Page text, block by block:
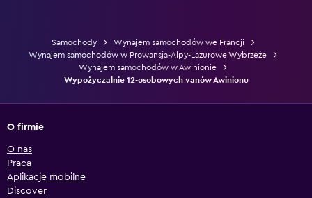
Samochody
Wynajem samochodów we Francji
Wynajem samochodów w Prowansja-Alpy-Lazurowe Wybrzeże
Wynajem samochodów w Awinionie
Wypożyczalnie 12-osobowych vanów Awinionu
O firmie
O nas
Praca
Aplikacje mobilne
Discover